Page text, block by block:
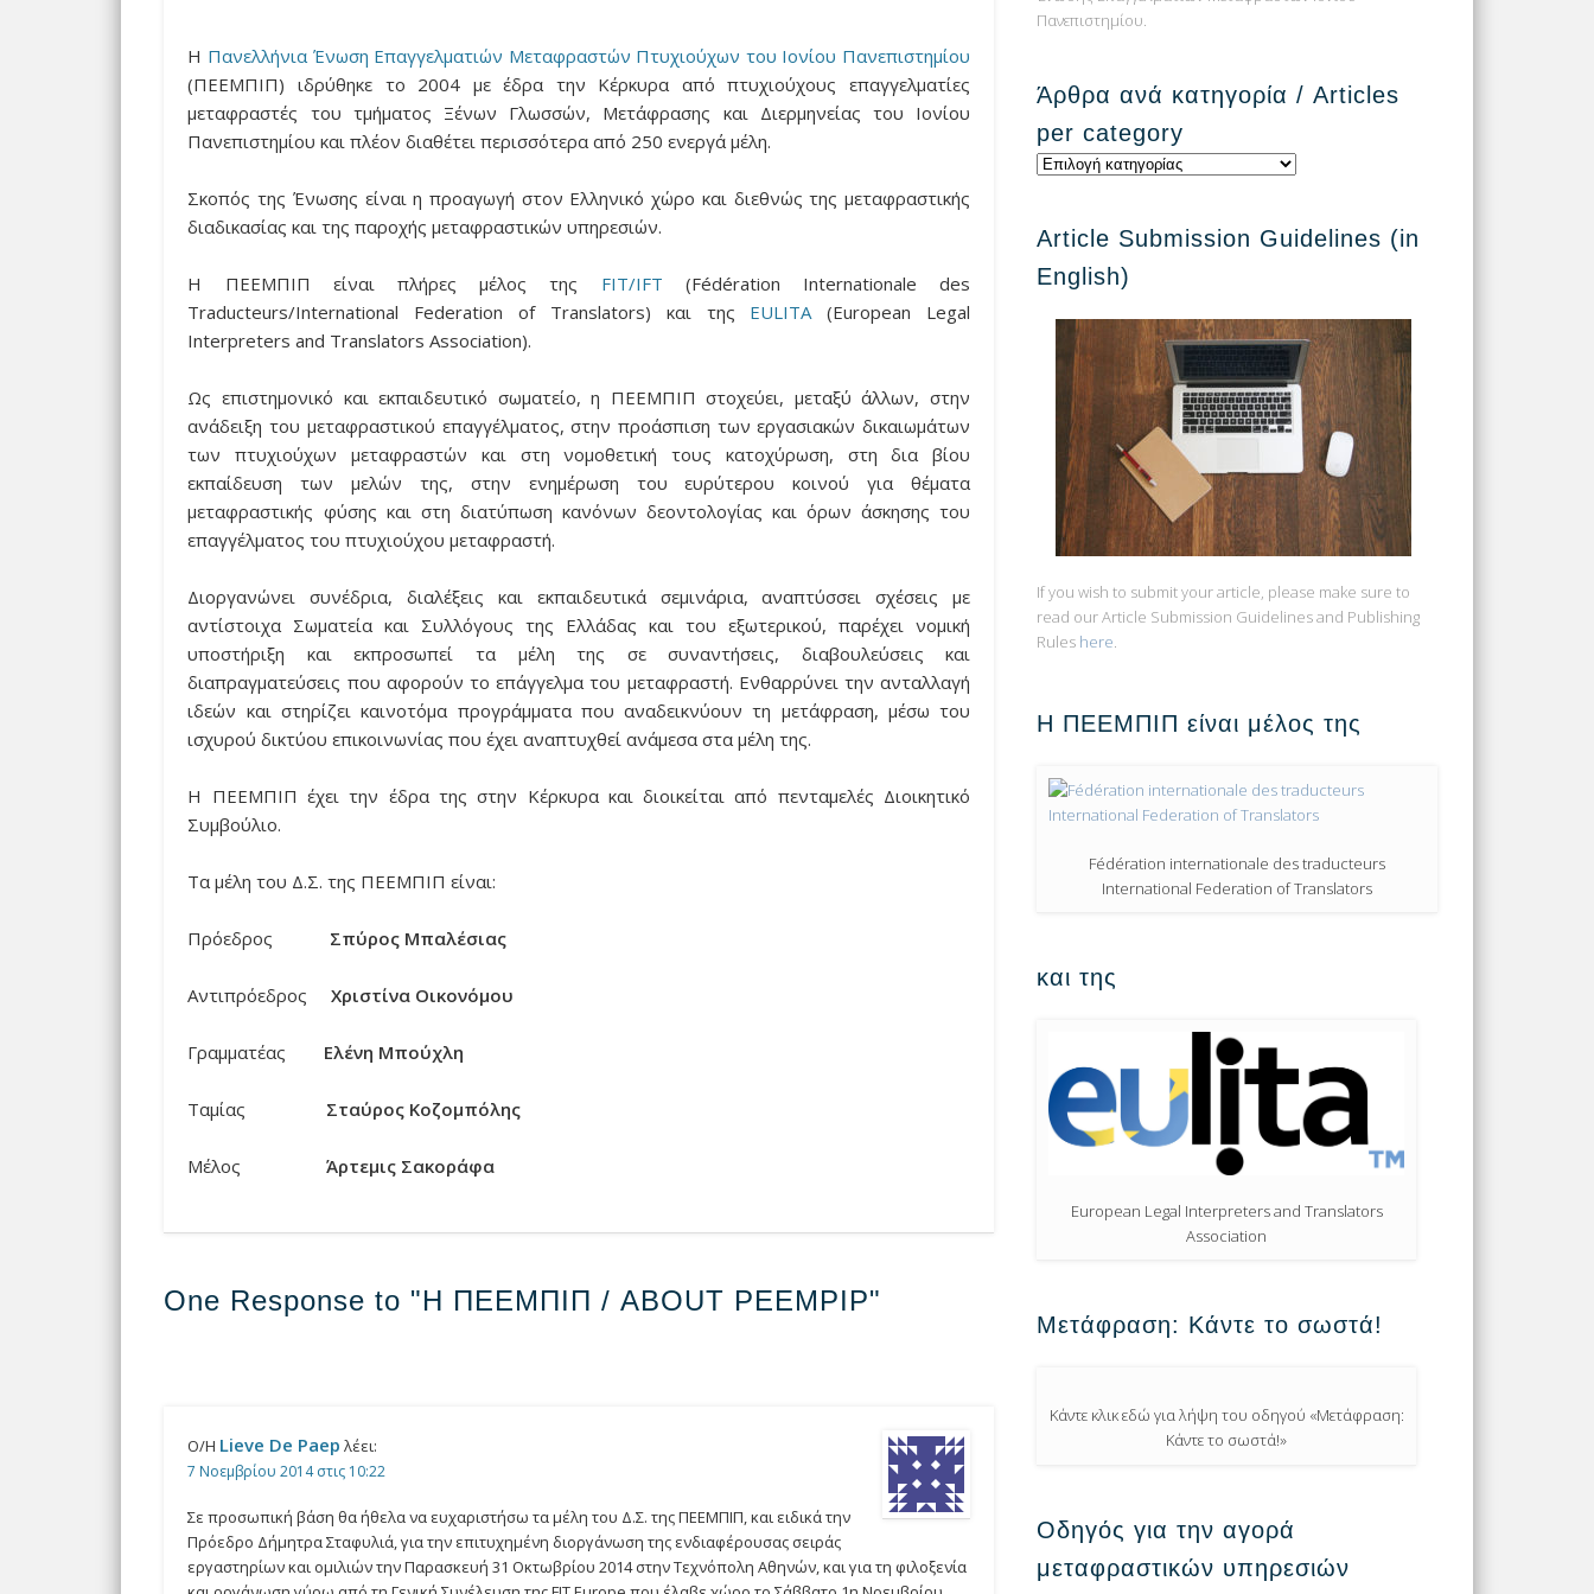
Η Πανελλήνια Ένωση Επαγγελματιών Μεταφραστών Πτυχιούχων του Ιονίου Πανεπιστημίου
(ΠΕΕΜΠΙΠ) ιδρύθηκε το 2004 με έδρα την Κέρκυρα από πτυχιούχους επαγγελματίες
μεταφραστές του τμήματος Ξένων Γλωσσών, Μετάφρασης και Διερμηνείας του Ιονίου
Πανεπιστημίου και πλέον διαθέτει περισσότερα από 250 ενεργά μέλη.
Σκοπός της Ένωσης είναι η προαγωγή στον Ελληνικό χώρο και διεθνώς της μεταφραστικής
διαδικασίας και της παροχής μεταφραστικών υπηρεσιών.
Η ΠΕΕΜΠΙΠ είναι πλήρες μέλος της FIT/IFT (Fédération Internationale des
Traducteurs/International Federation of Translators) και της EULITA(European Legal
Interpreters and Translators Association).
Ως επιστημονικό και εκπαιδευτικό σωματείο, η ΠΕΕΜΠΙΠ στοχεύει, μεταξύ άλλων, στην
ανάδειξη του μεταφραστικού επαγγέλματος, στην προάσπιση των εργασιακών δικαιωμάτων
των πτυχιούχων μεταφραστών και στη νομοθετική τους κατοχύρωση, στη δια βίου
εκπαίδευση των μελών της, στην ενημέρωση του ευρύτερου κοινού για θέματα
μεταφραστικής φύσης και στη διατύπωση κανόνων δεοντολογίας και όρων άσκησης του
επαγγέλματος του πτυχιούχου μεταφραστή.
Διοργανώνει συνέδρια, διαλέξεις και εκπαιδευτικά σεμινάρια, αναπτύσσει σχέσεις με
αντίστοιχα Σωματεία και Συλλόγους της Ελλάδας και του εξωτερικού, παρέχει νομική
υποστήριξη και εκπροσωπεί τα μέλη της σε συναντήσεις, διαβουλεύσεις και
διαπραγματεύσεις που αφορούν το επάγγελμα του μεταφραστή. Ενθαρρύνει την ανταλλαγή
ιδεών και στηρίζει καινοτόμα προγράμματα που αναδεικνύουν τη μετάφραση, μέσω του
ισχυρού δικτύου επικοινωνίας που έχει αναπτυχθεί ανάμεσα στα μέλη της.
Η ΠΕΕΜΠΙΠ έχει την έδρα της στην Κέρκυρα και διοικείται από πενταμελές Διοικητικό
Συμβούλιο.
Τα μέλη του Δ.Σ. της ΠΕΕΜΠΙΠ είναι:
Πρόεδρος Σπύρος Μπαλέσιας
ΑντιπρόεδροςΧριστίνα Οικονόμου
Γραμματέας Ελένη Μπούχλη
Ταμίας Σταύρος Κοζομπόλης
ΜέλοςΆρτεμις Σακοράφα
One Response to "Η ΠΕΕΜΠΙΠ / ABOUT PEEMPIP"
Ο/Η Lieve De Paep λέει:
7 Νοεμβρίου 2014 στις 10:22
Σε προσωπική βάση θα ήθελα να ευχαριστήσω τα μέλη του Δ.Σ. της ΠΕΕΜΠΙΠ, και ειδικά την
Πρόεδρο Δήμητρα Σταφυλιά, για την επιτυχημένη διοργάνωση της ενδιαφέρουσας σειράς
εργαστηρίων και ομιλιών την Παρασκευή 31 Οκτωβρίου 2014 στην Τεχνόπολη Αθηνών, και για τη φιλοξενία
Πανεπιστημίου.
Άρθρα ανά κατηγορία / Articles
per category
Άρθρα
/
Articles
per
Article Submission Guidelines (in
English)
If you wish to submit your article, please make sure to
read our Article Submission Guidelines and Publishing
Rules here.
Η ΠΕΕΜΠΙΠ είναι μέλος της
Fédération internationale des traducteurs
International Federation of Translators
και της
European Legal Interpreters and Translators
Association
Μετάφραση: Κάντε το σωστά!
Κάντε κλικ εδώ για λήψη του οδηγού «Μετάφραση:
Κάντε το σωστά!»
Οδηγός για την αγορά
μεταφραστικών υπηρεσιών